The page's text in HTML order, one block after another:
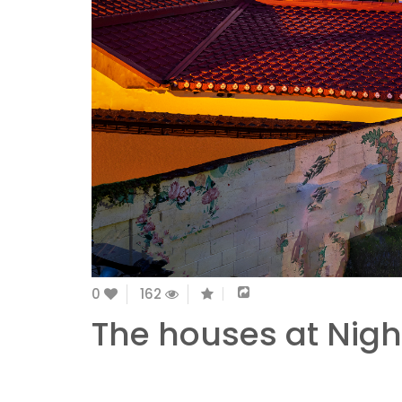
0 162
The houses at